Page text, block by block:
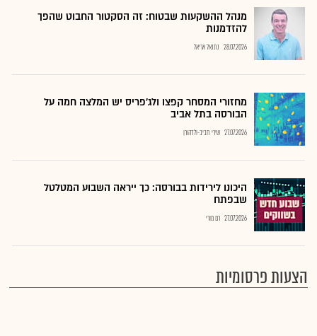
מנהל ההשקעות שבטוח: זה הסקטור החבוט שהפך
להזדמנות
28.07.2026 נתנאל אריאל
מחזורי המסחר קפצו ולג'פריס יש המלצה חמה על
הבורסה בתל אביב
27.07.2026 שירי חביב-ולדהורן
היכונו לירידות בבורסה: כך ייראה השבוע המטלטל
שבפתח
27.07.2026 רם מורי
הצעות פרסומיות